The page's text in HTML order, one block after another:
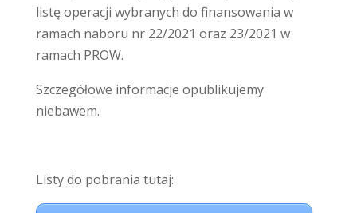
listę operacji wybranych do finansowania w
ramach naboru nr 22/2021 oraz 23/2021 w
ramach PROW.
Szczegółowe informacje opublikujemy
niebawem.
Listy do pobrania tutaj: